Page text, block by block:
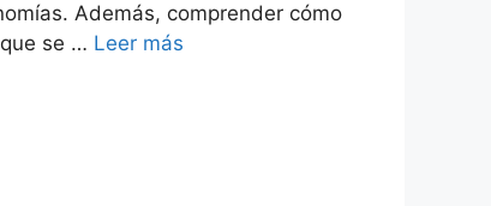
Además, comprender cómo
se … Leer más